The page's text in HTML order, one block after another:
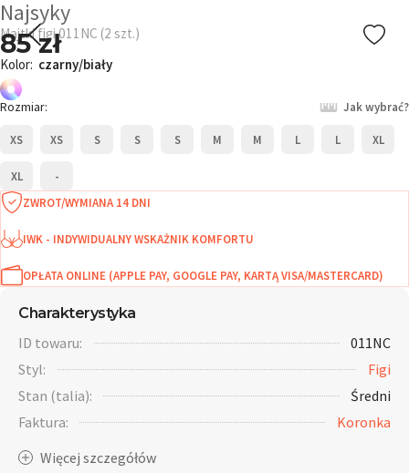
Najsyky
Majtki figi 011NC (2 szt.)
85 zł
Kolor: czarny/biały
Rozmiar: Jak wybrać?
XS XS S S S M M L L XL
XL -
ZWROT/WYMIANA 14 DNI
IWK - INDYWIDUALNY WSKAŻNIK KOMFORTU
OPŁATA ONLINE (APPLE PAY, GOOGLE PAY, KARTĄ VISA/MASTERCARD)
Charakterystyka
ID towaru:
011NC
Styl:
Figi
Stan (talia):
Średni
Faktura:
Koronka